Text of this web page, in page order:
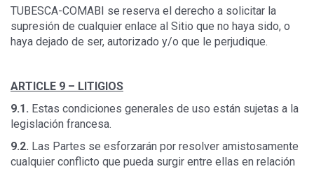
TUBESCA-COMABI se reserva el derecho a solicitar la
supresión de cualquier enlace al Sitio que no haya sido, o
haya dejado de ser, autorizado y/o que le perjudique.
ARTICLE 9 – LITIGIOS
9.1. Estas condiciones generales de uso están sujetas a la
legislación francesa.
9.2. Las Partes se esforzarán por resolver amistosamente
cualquier conflicto que pueda surgir entre ellas en relación